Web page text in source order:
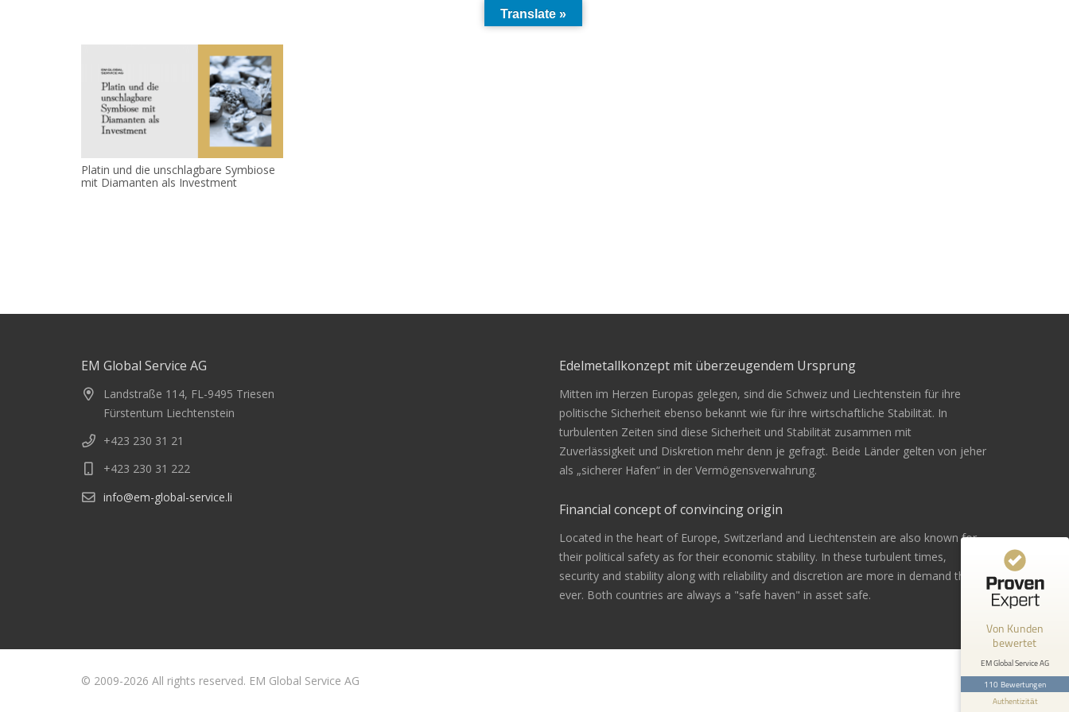
Platin und die unschlagbare Symbiose
mit Diamanten als Investment
EM Global Service AG
Landstraße 114, FL-9495 Triesen
Fürstentum Liechtenstein
+423 230 31 21
+423 230 31 222
info@em-global-service.li
Edelmetallkonzept mit überzeugendem Ursprung
Mitten im Herzen Europas gelegen, sind die Schweiz und Liechtenstein für ihre
politische Sicherheit ebenso bekannt wie für ihre wirtschaftliche Stabilität. In
turbulenten Zeiten sind diese Sicherheit und Stabilität zusammen mit
Zuverlässigkeit und Diskretion mehr denn je gefragt. Beide Länder gelten von jeher
als „sicherer Hafen“ in der Vermögensverwahrung.
Financial concept of convincing origin
Located in the heart of Europe, Switzerland and Liechtenstein are also known for
their political safety as for their economic stability. In these turbulent times,
security and stability along with reliability and discretion are more in demand than
ever. Both countries are always a "safe haven" in asset safe.
© 2009-2026 All rights reserved. EM Global Service AG
Translate »
Von Kunden
bewertet
EM Global Service AG
110 Bewertungen
Authentizität
Kundenbewertungen und Erfahrungen zu
EM Global Service AG
SEHR GUT
68
Bewertungen auf
ProvenExpert.com
42
Bewertungen von 1
anderen Quelle
Blick aufs ProvenExpert-Profil werfen
Andreas Z.
5
Bin mit der Beratung sehr zufrieden
weiterempfehlen .